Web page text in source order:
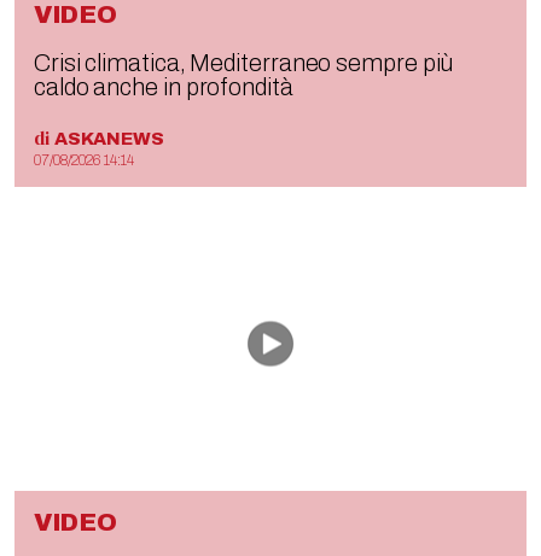
VIDEO
Crisi climatica, Mediterraneo sempre più
caldo anche in profondità
di ASKANEWS
07/08/2026 14:14
VIDEO